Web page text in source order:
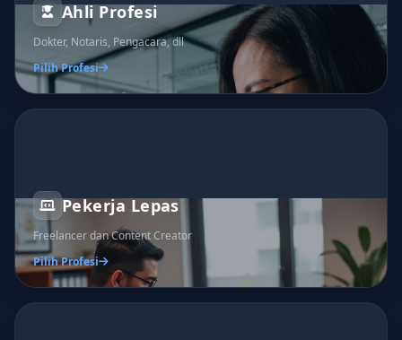
Ahli Profesi
Dokter, Notaris, Pengacara, dll
Pilih Profesi
Pekerja Lepas
Freelancer dan Content Creator
Pilih Profesi